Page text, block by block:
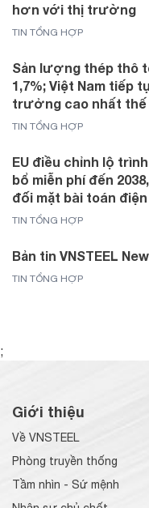
hơn với thị trường
TIN TỔNG HỢP
Sản lượng thép thô
1,7%; Việt Nam tiếp
trưởng cao nhất
TIN TỔNG HỢP
EU điều chỉnh lộ trình
bổ miễn phí đến
đối mặt bài toán
TIN TỔNG HỢP
Bản tin VNSTEEL
TIN TỔNG HỢP
;
Giới thiệu
Về VNSTEEL
Phòng truyền thống
Tầm nhìn - Sứ mệnh